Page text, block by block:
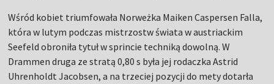
Wśród kobiet triumfowała Norweżka Maiken Caspersen Falla,
która w lutym podczas mistrzostw świata w austriackim
Seefeld obroniła tytuł w sprincie techniką dowolną. W
Drammen druga ze stratą 0,80 s była jej rodaczka Astrid
Uhrenholdt Jacobsen, a na trzeciej pozycji do mety dotarła